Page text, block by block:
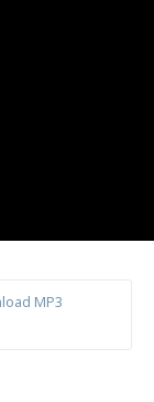
MP3